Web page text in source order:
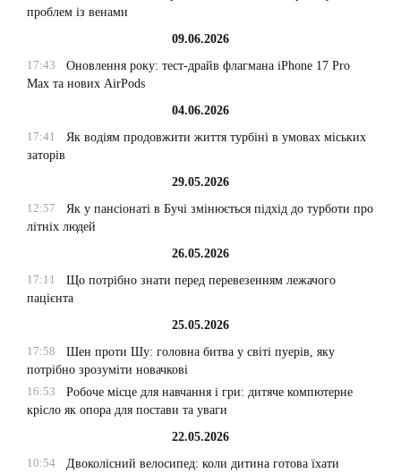
проблем із венами
09.06.2026
17:43
Оновлення року: тест-драйв флагмана iPhone 17 Pro
Max та нових AirPods
04.06.2026
17:41
Як водіям продовжити життя турбіні в умовах міських
заторів
29.05.2026
12:57
Як у пансіонаті в Бучі змінюється підхід до турботи про
літніх людей
26.05.2026
17:11
Що потрібно знати перед перевезенням лежачого
пацієнта
25.05.2026
17:58
Шен проти Шу: головна битва у світі пуерів, яку
потрібно зрозуміти новачкові
16:53
Робоче місце для навчання і гри: дитяче компютерне
крісло як опора для постави та уваги
22.05.2026
10:54
Двоколісний велосипед: коли дитина готова їхати